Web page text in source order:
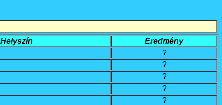
Helyszín
Eredmény
?
?
?
?
?